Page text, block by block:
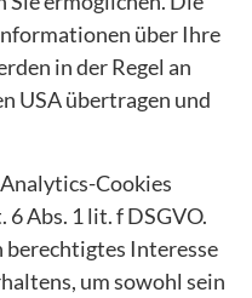
über Ihre
in der Regel an
USA übertragen und
Cookies
Abs. 1 lit. f DSGVO.
Interesse
um sowohl sein